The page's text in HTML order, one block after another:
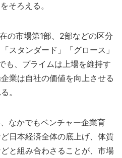
そろえる。
の市場第1部、2部などの区分
スタンダード」「グロース」
も、プライムは上場を維持す
業は自社の価値を向上させる
。
なかでもベンチャー企業育
日本経済全体の底上げ、体質
と組み合わさることが、市場